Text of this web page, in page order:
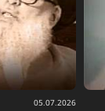
05.07.2026